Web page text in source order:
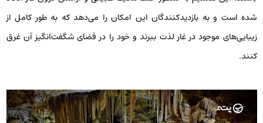
شده است و به بازدیدکنندگان این امکان را می‌دهد که به طور کامل از
زیبایی‌های موجود در غار لذت ببرند و خود را در فضای شگفت‌انگیز آن غرق
کنند.